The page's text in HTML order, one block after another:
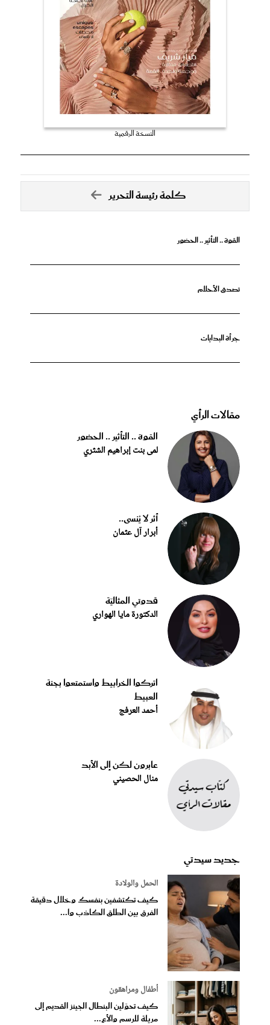
النسخة الرقمية
كلمة رئيسة التحرير
القوة .. التأثير .. الحضور
تصدق الأحلام
جرأة البدايات
مقالات الرأي
القوة .. التأثير .. الحضور
لمى بنت إبراهيم الشثري
أثر لا يُنسى..
أبرار آل عثمان
قدوتي المثاليّة
الدكتورة مايا الهواري
اتركوا الخرابيط واستمتعوا بجنة
العبيط
أحمد العرفج
عابرون لكن إلى الأبد
منال الحصيني
جديد سيدتي
الحمل والولادة
كيف تكتشفين بنفسك وخلال دقيقة
الفرق بين الطلق الكاذب وا...
أطفال ومراهقون
كيف تحوّلين البنطال الجينز القديم إلى
مريلة للرسم والأع...